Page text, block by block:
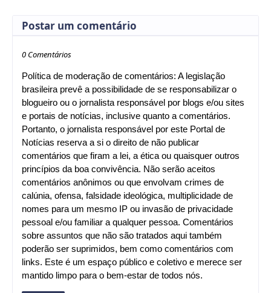
Postar um comentário
0 Comentários
Política de moderação de comentários: A legislação
brasileira prevê a possibilidade de se responsabilizar o
blogueiro ou o jornalista responsável por blogs e/ou sites
e portais de notícias, inclusive quanto a comentários.
Portanto, o jornalista responsável por este Portal de
Notícias reserva a si o direito de não publicar
comentários que firam a lei, a ética ou quaisquer outros
princípios da boa convivência. Não serão aceitos
comentários anônimos ou que envolvam crimes de
calúnia, ofensa, falsidade ideológica, multiplicidade de
nomes para um mesmo IP ou invasão de privacidade
pessoal e/ou familiar a qualquer pessoa. Comentários
sobre assuntos que não são tratados aqui também
poderão ser suprimidos, bem como comentários com
links. Este é um espaço público e coletivo e merece ser
mantido limpo para o bem-estar de todos nós.